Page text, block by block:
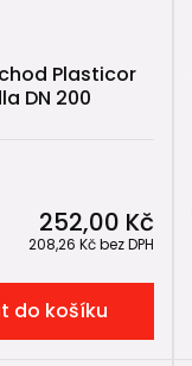
Plasticor
DN 200
252,00 Kč
208,26 Kčbez DPH
do košíku